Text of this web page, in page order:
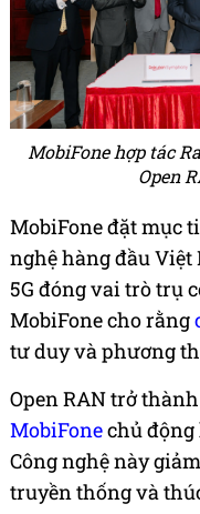
MobiFone hợp tác
Open
MobiFone đặt mục
nghệ hàng đầu Việt
5G đóng vai trò trụ
MobiFone cho rằng
tư duy và phương
Open RAN trở
MobiFonechủ
Công nghệ này
truyền thống và